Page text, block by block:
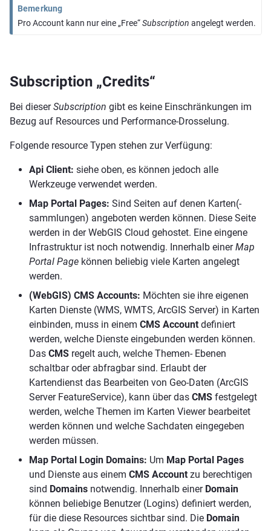
Bemerkung
Pro Account kann nur eine „Free“Subscription angelegt werden.
Subscription „Credits“
Bei dieserSubscription gibt es keine Einschränkungen im
Bezug auf Resources und Performance-Drosselung.
Folgende resource Typen stehen zur Verfügung:
Api Client: siehe oben, es können jedoch alle
Werkzeuge verwendet werden.
Map Portal Pages: Sind Seiten auf denen Karten(-
sammlungen) angeboten werden können. Diese Seite
werden in der WebGIS Cloud gehostet. Eine eingene
Infrastruktur ist noch notwendig. Innerhalb einerMap
Portal Page können beliebig viele Karten angelegt
werden.
(WebGIS) CMS Accounts: Möchten sie ihre eigenen
Karten Dienste (WMS, WMTS, ArcGIS Server) in Karten
einbinden, muss in einem CMS Account definiert
werden, welche Dienste eingebunden werden können.
Das CMS regelt auch, welche Themen- Ebenen
schaltbar oder abfragbar sind. Erlaubt der
Kartendienst das Bearbeiten von Geo-Daten (ArcGIS
Server FeatureService), kann über das CMS festgelegt
werden, welche Themen im Karten Viewer bearbeitet
werden können und welche Sachdaten eingegeben
werden müssen.
Map Portal Login Domains: Um Map Portal Pages
und Dienste aus einem CMS Account zu berechtigen
sind Domains notwendig. Innerhalb einer Domain
können beliebige Benutzer (Logins) definiert werden,
für die diese Resources sichtbar sind. Die Domain